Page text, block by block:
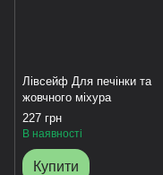
Лівсейф Для печінки та
жовчного міхура
227 грн
В наявності
Купити